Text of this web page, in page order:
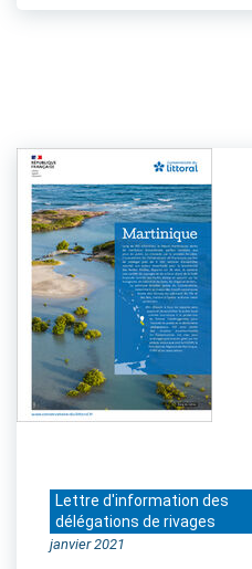
Lettre d'information des
délégations de rivages
janvier 2021